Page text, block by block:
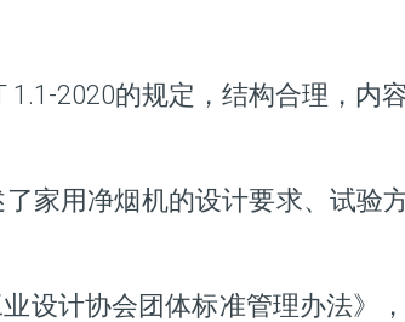
2020的规定，结构合理，内
家用净烟机的设计要求、试验
设计协会团体标准管理办法》